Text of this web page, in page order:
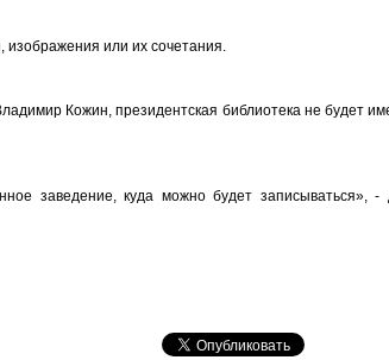
изображения или их сочетания.
Кожин, президентская библиотека не будет
заведение, куда можно будет записываться»,